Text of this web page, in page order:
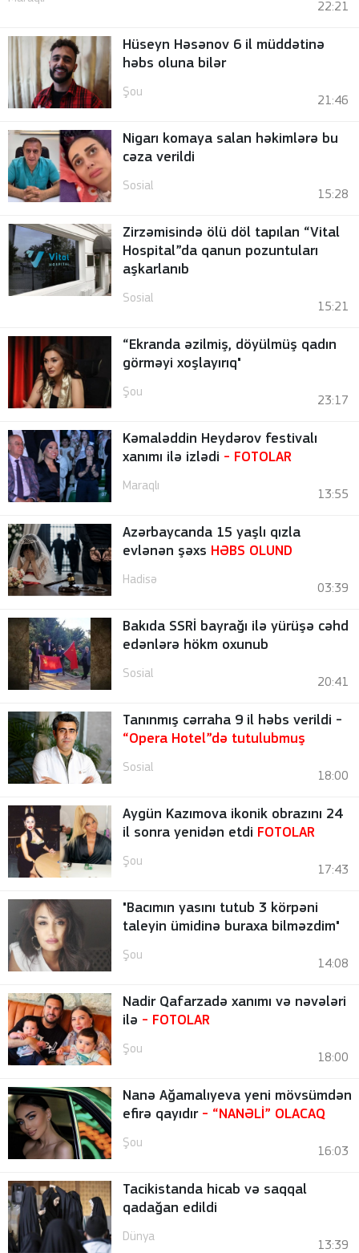
22:21
Hüseyn Həsənov 6 il müddətinə
həbs oluna bilər
Şou
21:46
Nigarı komaya salan həkimlərə bu
cəza verildi
Sosial
15:28
Zirzəmisində ölü döl tapılan “Vital
Hospital”da qanun pozuntuları
aşkarlanıb
Sosial
15:21
“Ekranda əzilmiş, döyülmüş qadın
görməyi xoşlayırıq"
Şou
23:17
Kəmaləddin Heydərov festivalı
xanımı ilə izlədi - FOTOLAR
Maraqlı
13:55
Azərbaycanda 15 yaşlı qızla
evlənən şəxs HƏBS OLUND
Hadisə
03:39
Bakıda SSRİ bayrağı ilə yürüşə cəhd
edənlərə hökm oxunub
Sosial
20:41
Tanınmış cərraha 9 il həbs verildi -
“Opera Hotel”də tutulubmuş
Sosial
18:00
Aygün Kazımova ikonik obrazını 24
il sonra yenidən etdi FOTOLAR
Şou
17:43
"Bacımın yasını tutub 3 körpəni
taleyin ümidinə buraxa bilməzdim"
Şou
14:08
Nadir Qafarzadə xanımı və nəvələri
ilə - FOTOLAR
Şou
18:00
Nanə Ağamalıyeva yeni mövsümdən
efirə qayıdır - “NANƏLİ” OLACAQ
Şou
16:03
Tacikistanda hicab və saqqal
qadağan edildi
Dünya
13:39